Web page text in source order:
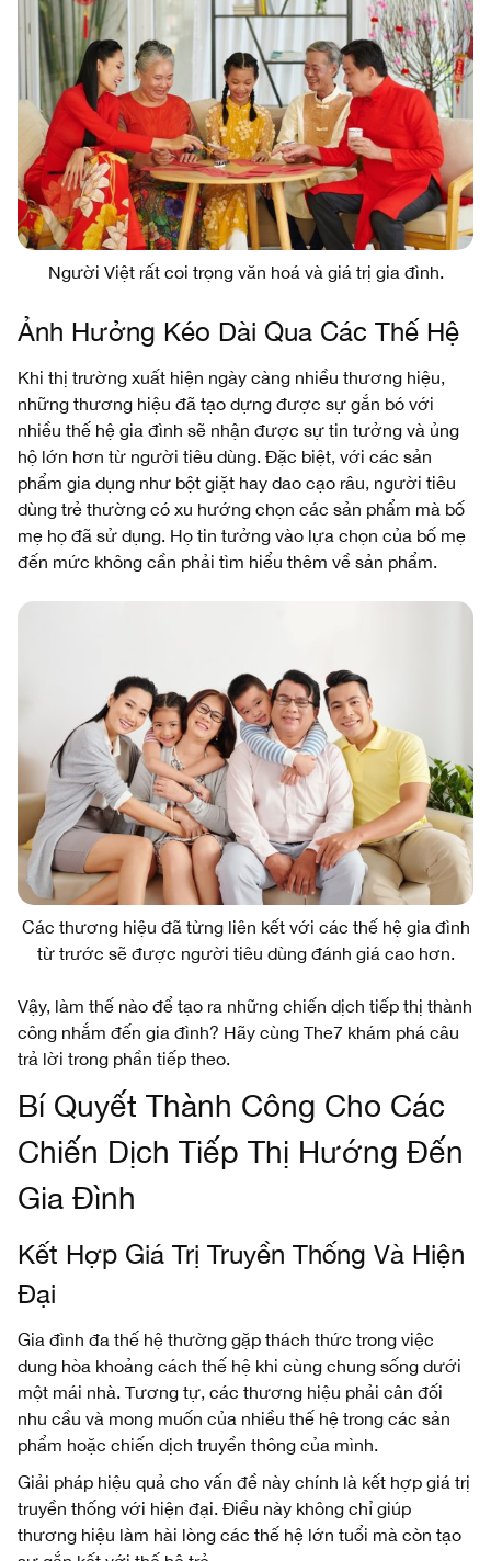
Người Việt rất coi trọng văn hoá và giá trị gia đình.
Ảnh Hưởng Kéo Dài Qua Các Thế Hệ
Khi thị trường xuất hiện ngày càng nhiều thương hiệu,
những thương hiệu đã tạo dựng được sự gắn bó với
nhiều thế hệ gia đình sẽ nhận được sự tin tưởng và ủng
hộ lớn hơn từ người tiêu dùng. Đặc biệt, với các sản
phẩm gia dụng như bột giặt hay dao cạo râu, người tiêu
dùng trẻ thường có xu hướng chọn các sản phẩm mà bố
mẹ họ đã sử dụng. Họ tin tưởng vào lựa chọn của bố mẹ
đến mức không cần phải tìm hiểu thêm về sản phẩm.
Các thương hiệu đã từng liên kết với các thế hệ gia đình
từ trước sẽ được người tiêu dùng đánh giá cao hơn.
Vậy, làm thế nào để tạo ra những chiến dịch tiếp thị thành
công nhắm đến gia đình? Hãy cùng The7 khám phá câu
trả lời trong phần tiếp theo.
Bí Quyết Thành Công Cho Các
Chiến Dịch Tiếp Thị Hướng Đến
Gia Đình
Kết Hợp Giá Trị Truyền Thống Và Hiện
Đại
Gia đình đa thế hệ thường gặp thách thức trong việc
dung hòa khoảng cách thế hệ khi cùng chung sống dưới
một mái nhà. Tương tự, các thương hiệu phải cân đối
nhu cầu và mong muốn của nhiều thế hệ trong các sản
phẩm hoặc chiến dịch truyền thông của mình.
Giải pháp hiệu quả cho vấn đề này chính là kết hợp giá trị
truyền thống với hiện đại. Điều này không chỉ giúp
thương hiệu làm hài lòng các thế hệ lớn tuổi mà còn tạo